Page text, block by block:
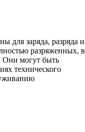
для заряда, разряда и
разряженных, в
Они могут быть
технического